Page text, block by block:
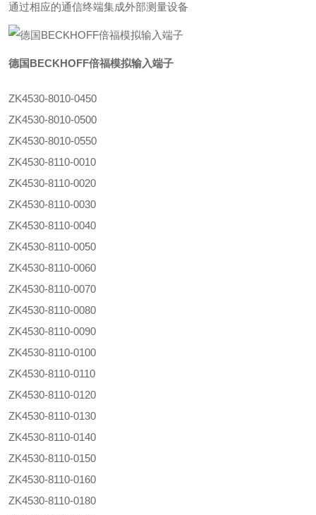
通过相应的通信终端集成外部测量设备
德国BECKHOFF倍福模拟输入端子
ZK4530-8010-0450
ZK4530-8010-0500
ZK4530-8010-0550
ZK4530-8110-0010
ZK4530-8110-0020
ZK4530-8110-0030
ZK4530-8110-0040
ZK4530-8110-0050
ZK4530-8110-0060
ZK4530-8110-0070
ZK4530-8110-0080
ZK4530-8110-0090
ZK4530-8110-0100
ZK4530-8110-0110
ZK4530-8110-0120
ZK4530-8110-0130
ZK4530-8110-0140
ZK4530-8110-0150
ZK4530-8110-0160
ZK4530-8110-0180